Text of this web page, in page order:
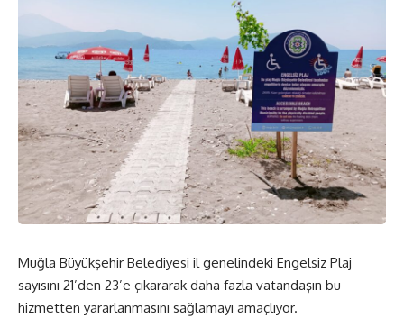
Muğla Büyükşehir Belediyesi il genelindeki Engelsiz Plaj
sayısını 21’den 23’e çıkararak daha fazla vatandaşın bu
hizmetten yararlanmasını sağlamayı amaçlıyor.